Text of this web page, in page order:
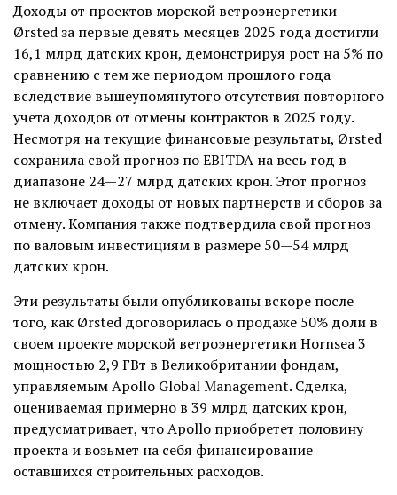
Доходы от проектов морской ветроэнергетики
Ørsted за первые девять месяцев 2025 года достигли
16,1 млрд датских крон, демонстрируя рост на 5% по
сравнению с тем же периодом прошлого года
вследствие вышеупомянутого отсутствия повторного
учета доходов от отмены контрактов в 2025 году.
Несмотря на текущие финансовые результаты, Ørsted
сохранила свой прогноз по EBITDA на весь год в
диапазоне 24—27 млрд датских крон. Этот прогноз
не включает доходы от новых партнерств и сборов за
отмену. Компания также подтвердила свой прогноз
по валовым инвестициям в размере 50—54 млрд
датских крон.
Эти результаты были опубликованы вскоре после
того, как Ørsted договорилась о продаже 50% доли в
своем проекте морской ветроэнергетики Hornsea 3
мощностью 2,9 ГВт в Великобритании фондам,
управляемым Apollo Global Management. Сделка,
оцениваемая примерно в 39 млрд датских крон,
предусматривает, что Apollo приобретет половину
проекта и возьмет на себя финансирование
оставшихся строительных расходов.